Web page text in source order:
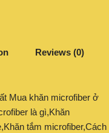
Reviews (0)
Mua khăn microfiber ở
là gì,Khăn
tắm microfiber,Cách